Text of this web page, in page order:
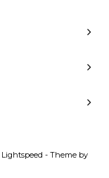
Lightspeed - Theme by